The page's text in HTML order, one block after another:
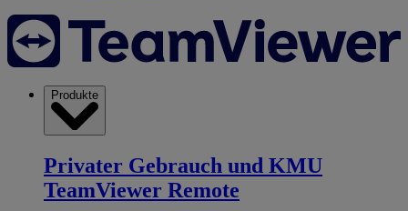
Produkte
Privater Gebrauch und KMU
TeamViewer Remote